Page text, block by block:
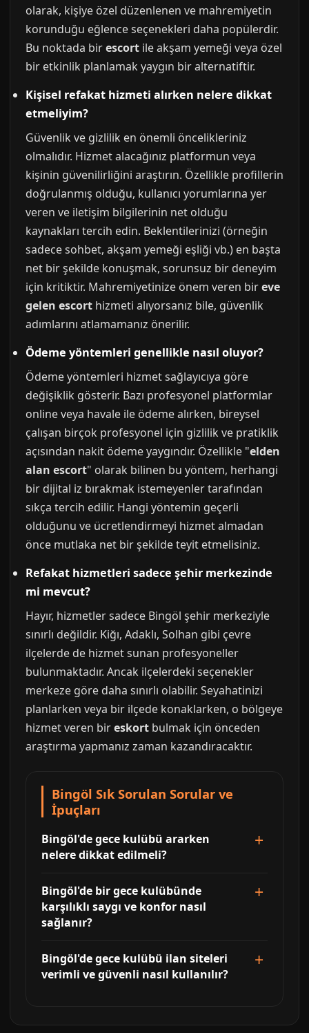
olarak, kişiye özel düzenlenen ve mahremiyetin
korunduğu eğlence seçenekleri daha popülerdir.
Bu noktada birescort ile akşam yemeği veya özel
bir etkinlik planlamak yaygın bir alternatiftir.
Kişisel refakat hizmeti alırken nelere dikkat
etmeliyim?
Güvenlik ve gizlilik en önemli öncelikleriniz
olmalıdır. Hizmet alacağınız platformun veya
kişinin güvenilirliğini araştırın. Özellikle profillerin
doğrulanmış olduğu, kullanıcı yorumlarına yer
veren ve iletişim bilgilerinin net olduğu
kaynakları tercih edin. Beklentilerinizi (örneğin
sadece sohbet, akşam yemeği eşliği vb.) en başta
net bir şekilde konuşmak, sorunsuz bir deneyim
için kritiktir. Mahremiyetinize önem veren bireve
gelen escort hizmeti alıyorsanız bile, güvenlik
adımlarını atlamamanız önerilir.
Ödeme yöntemleri genellikle nasıl oluyor?
Ödeme yöntemleri hizmet sağlayıcıya göre
değişiklik gösterir. Bazı profesyonel platformlar
online veya havale ile ödeme alırken, bireysel
çalışan birçok profesyonel için gizlilik ve pratiklik
açısından nakit ödeme yaygındır. Özellikle "elden
alan escort" olarak bilinen bu yöntem, herhangi
bir dijital iz bırakmak istemeyenler tarafından
sıkça tercih edilir. Hangi yöntemin geçerli
olduğunu ve ücretlendirmeyi hizmet almadan
önce mutlaka net bir şekilde teyit etmelisiniz.
Refakat hizmetleri sadece şehir merkezinde
mi mevcut?
Hayır, hizmetler sadece Bingöl şehir merkeziyle
sınırlı değildir. Kiğı, Adaklı, Solhan gibi çevre
ilçelerde de hizmet sunan profesyoneller
bulunmaktadır. Ancak ilçelerdeki seçenekler
merkeze göre daha sınırlı olabilir. Seyahatinizi
planlarken veya bir ilçede konaklarken, o bölgeye
hizmet veren bireskort bulmak için önceden
araştırma yapmanız zaman kazandıracaktır.
Bingöl Sık Sorulan Sorular ve
İpuçları
Bingöl'de gece kulübü ararken
nelere dikkat edilmeli?
Bingöl'de bir gece kulübünde
karşılıklı saygı ve konfor nasıl
sağlanır?
Bingöl'de gece kulübü ilan siteleri
verimli ve güvenli nasıl kullanılır?